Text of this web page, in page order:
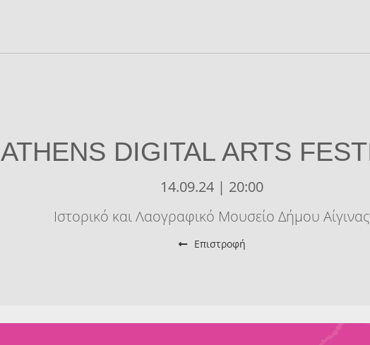
ATHENS DIGITAL ARTS
14.09.24 | 20:00
Ιστορικό και Λαογραφικό Μουσείο Δήμου Αίγινας
Επιστροφή